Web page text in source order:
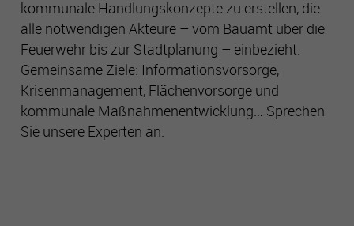
kommunale Handlungskonzepte zu erstellen, die
alle notwendigen Akteure – vom Bauamt über die
Feuerwehr bis zur Stadtplanung – einbezieht.
Gemeinsame Ziele: Informationsvorsorge,
Krisenmanagement, Flächenvorsorge und
kommunale Maßnahmenentwicklung… Sprechen
Sie unsere Experten an.